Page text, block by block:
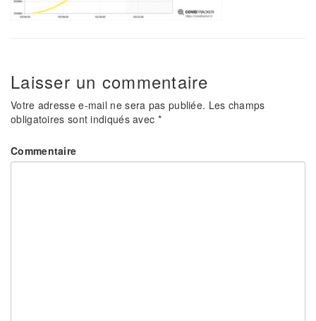
Laisser un commentaire
Votre adresse e-mail ne sera pas publiée. Les champs
obligatoires sont indiqués avec *
Commentaire